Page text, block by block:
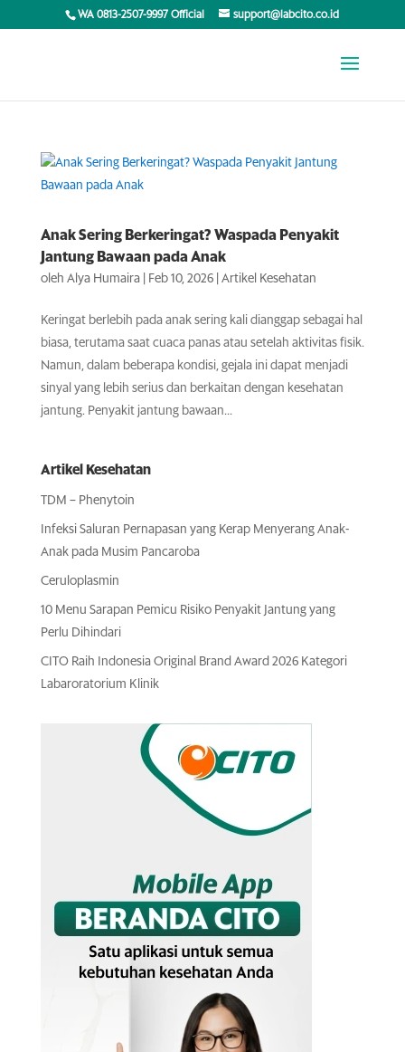
WA 0813-2507-9997 Official support@labcito.co.id
Anak Sering Berkeringat? Waspada Penyakit
Jantung Bawaan pada Anak
oleh Alya Humaira| Feb 10, 2026| Artikel Kesehatan
Keringat berlebih pada anak sering kali dianggap sebagai hal
biasa, terutama saat cuaca panas atau setelah aktivitas fisik.
Namun, dalam beberapa kondisi, gejala ini dapat menjadi
sinyal yang lebih serius dan berkaitan dengan kesehatan
jantung. Penyakit jantung bawaan...
Artikel Kesehatan
TDM – Phenytoin
Infeksi Saluran Pernapasan yang Kerap Menyerang Anak-
Anak pada Musim Pancaroba
Ceruloplasmin
10 Menu Sarapan Pemicu Risiko Penyakit Jantung yang
Perlu Dihindari
CITO Raih Indonesia Original Brand Award 2026 Kategori
Labaroratorium Klinik